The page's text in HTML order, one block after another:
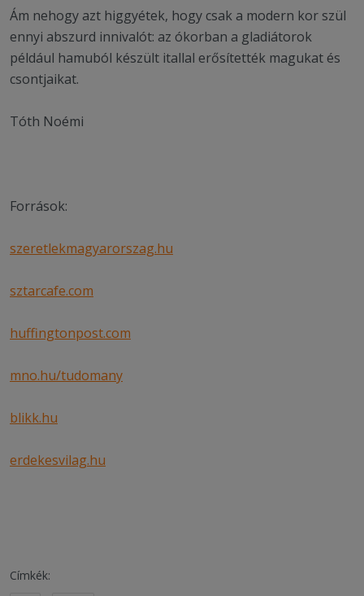
Ám nehogy azt higgyétek, hogy csak a modern kor szül
ennyi abszurd innivalót: az ókorban a gladiátorok
például hamuból készült itallal erősítették magukat és
csontjaikat.
Tóth Noémi
Források:
szeretlekmagyarorszag.hu
sztarcafe.com
huffingtonpost.com
mno.hu/tudomany
blikk.hu
erdekesvilag.hu
Címkék: